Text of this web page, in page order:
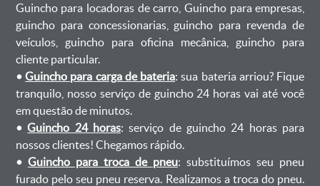
Guincho para locadoras de carro, Guincho para empresas,
guincho para concessionarias, guincho para revenda de
veículos, guincho para oficina mecânica, guincho para
cliente particular.
•Guincho para carga de bateria: sua bateria arriou? Fique
tranquilo, nosso serviço de guincho 24 horas vai até você
em questão de minutos.
•Guincho 24 horas: serviço de guincho 24 horas para
nossos clientes! Chegamos rápido.
• Guincho para troca de pneu: substituímos seu pneu
furado pelo seu pneu reserva. Realizamos a troca do pneu.